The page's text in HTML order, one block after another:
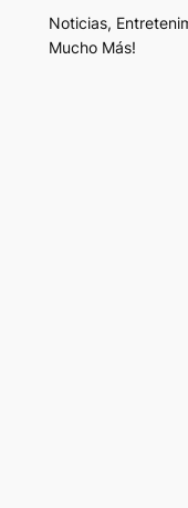
Noticias,
Mucho Más!